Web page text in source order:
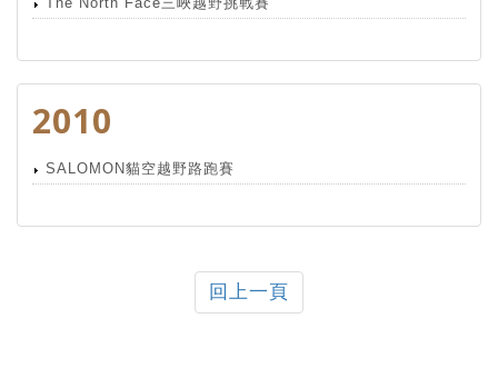
2010
SALOMON貓空越野路跑賽
回上一頁